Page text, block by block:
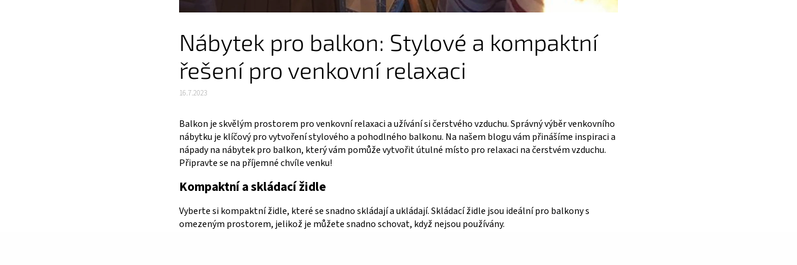
Nábytek pro balkon: Stylové a kompaktní
řešení pro venkovní relaxaci
16.7.2023
Balkon je skvělým prostorem pro venkovní relaxaci a užívání si čerstvého vzduchu. Správný výběr venkovního
nábytku je klíčový pro vytvoření stylového a pohodlného balkonu. Na našem blogu vám přinášíme inspiraci a
nápady na nábytek pro balkon, který vám pomůže vytvořit útulné místo pro relaxaci na čerstvém vzduchu.
Připravte se na příjemné chvíle venku!
Kompaktní a skládací židle
Vyberte si kompaktní židle, které se snadno skládají a ukládají. Skládací židle jsou ideální pro balkony s
omezeným prostorem, jelikož je můžete snadno schovat, když nejsou používány.